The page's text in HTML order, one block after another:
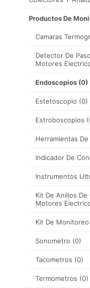
Productos De
Camaras
Detector De
Motores
Endoscopios (0)
Estetoscopio (0)
Estroboscopios
Herramientas
Indicador De
Instrumentos
Kit De Anillos
Motores
Kit De
Sonometro (0)
Tacometros (0)
Termometros (0)